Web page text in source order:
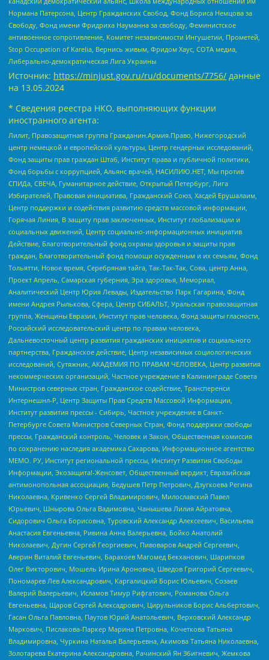
Нормана Патерсона, Центр Гражданских Свобод, Фонд Бориса Немцова за
Свободу, Фонд имени Фридриха Науманна за свободу, Феминистское
антивоенное сопротивление, Комитет независимости Ингушетии, Прометей,
Stop Occupation of Karelia, Вернись живым, Фридом Хаус, СОТА медиа,
Либерально-демократическая Лига Украины
Источник: https://minjust.gov.ru/ru/documents/7756/ данные
на 13.05.2024
* Сведения реестра НКО, выполняющих функции
иностранного агента:
Лилит, Правозащитная группа Гражданин.Армия.Право, Нижегородский
центр немецкой и европейской культуры, Центр гендерных исследований,
Фонд защиты прав граждан Штаб, Институт права и публичной политики,
Фонд борьбы с коррупцией, Альянс врачей, НАСИЛИЮ.НЕТ, Мы против
СПИДа, СВЕЧА, Гуманитарное действие, Открытый Петербург, Лига
Избирателей, Правовая инициатива, Гражданский Союз, Хасдей Ерушалаим,
Центр поддержки и содействия развитию средств массовой информации,
Горячая Линия, В защиту прав заключенных, Институт глобализации и
социальных движений, Центр социально-информационных инициатив
Действие, Благотворительный фонд охраны здоровья и защиты прав
граждан, Благотворительный фонд помощи осужденным и их семьям, Фонд
Тольятти, Новое время, Серебряная тайга, Так-Так-Так, Сова, центр Анна,
Проект Апрель, Самарская губерния, Эра здоровья, Мемориал,
Аналитический Центр Юрия Левады, Издательство Парк Гагарина, Фонд
имени Андрея Рылькова, Сфера, Центр СИБАЛЬТ, Уральская правозащитная
группа, Женщины Евразии, Институт прав человека, Фонд защиты гласности,
Российский исследовательский центр по правам человека,
Дальневосточный центр развития гражданских инициатив и социального
партнерства, Гражданское действие, Центр независимых социологических
исследований, Сутяжник, АКАДЕМИЯ ПО ПРАВАМ ЧЕЛОВЕКА, Центр развития
некоммерческих организаций, Частное учреждение в Калининграде Совета
Министров северных стран, Гражданское содействие, Трансперенси
Интернешнл-Р, Центр Защиты Прав Средств Массовой Информации,
Институт развития прессы - Сибирь, Частное учреждение в Санкт-
Петербурге Совета Министров Северных Стран, Фонд поддержки свободы
прессы, Гражданский контроль, Человек и Закон, Общественная комиссия
по сохранению наследия академика Сахарова, Информационное агентство
МЕМО. РУ, Институт региональной прессы, Институт Развития Свободы
Информации, Экозащита!-Женсовет, Общественный вердикт, Евразийская
антимонопольная ассоциация, Бедушев Петр Петрович, Дзугкоева Регина
Николаевна, Кривенко Сергей Владимирович, Милославский Павел
Юрьевич, Шнырова Ольга Вадимовна, Чанышева Лилия Айратовна,
Сидорович Ольга Борисовна, Туровский Александр Алексеевич, Васильева
Анастасия Евгеньевна, Ривина Анна Валерьевна, Бойко Анатолий
Николаевич, Дугин Сергей Георгиевич, Пивоваров Андрей Сергеевич,
Аверин Виталий Евгеньевич, Барахоев Магомед Бекханович, Шарипков
Олег Викторович, Мошель Ирина Ароновна, Шведов Григорий Сергеевич,
Пономарев Лев Александрович, Каргалицкий Борис Юльевич, Созаев
Валерий Валерьевич, Исламов Тимур Рифгатович, Романова Ольга
Евгеньевна, Щаров Сергей Алексадрович, Цирульников Борис Альбертович,
Гасан Ольга Павловна, Паутов Юрий Анатольевич, Верховский Александр
Маркович, Пислакова-Паркер Марина Петровна, Кочеткова Татьяна
Владимировна, Чуркина Наталья Валерьевна, Акимова Татьяна Николаевна,
Золотарева Екатерина Александровна, Рачинский Ян Збигневич, Жемкова